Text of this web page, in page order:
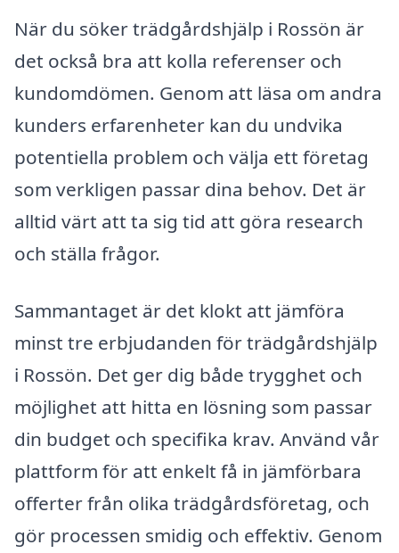
När du söker trädgårdshjälp i Rossön är
det också bra att kolla referenser och
kundomdömen. Genom att läsa om andra
kunders erfarenheter kan du undvika
potentiella problem och välja ett företag
som verkligen passar dina behov. Det är
alltid värt att ta sig tid att göra research
och ställa frågor.
Sammantaget är det klokt att jämföra
minst tre erbjudanden för trädgårdshjälp
i Rossön. Det ger dig både trygghet och
möjlighet att hitta en lösning som passar
din budget och specifika krav. Använd vår
plattform för att enkelt få in jämförbara
offerter från olika trädgårdsföretag, och
gör processen smidig och effektiv. Genom